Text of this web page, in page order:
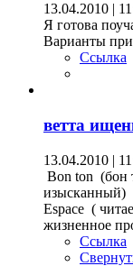
13.04.2010 |
Я готова
Варианты
Ссылка
ветта
13.04.2010 |
Bon ton (бон
изысканный)
Espace (
жизненное
Ссылка